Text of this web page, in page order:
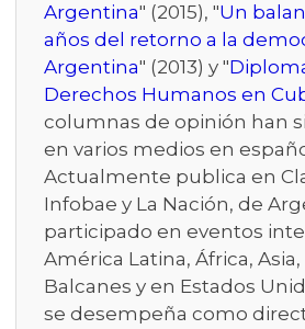
Argentina" (2015), "Un
años del retorno a la
Argentina" (2013) y "
Derechos Humanos en
columnas de opinión han
en varios medios en
Actualmente publica en
Infobae y La Nación, de
participado en eventos
América Latina, África,
Balcanes y en Estados
se desempeña como